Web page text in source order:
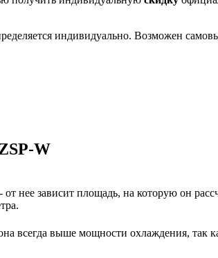
индивидуально. Возможен
W
нее зависит площадь, на которую он
выше мощности охлаждения, так